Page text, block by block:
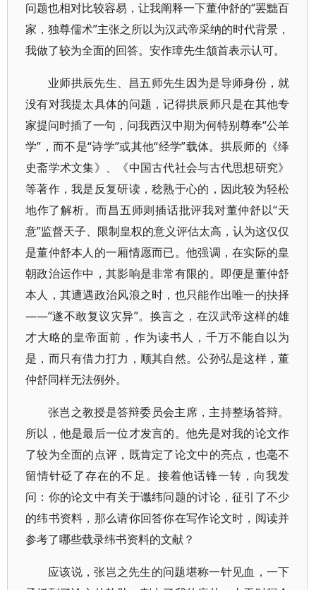
问题也相对比较容易，让我阐释一下董仲舒的“罢黜百
家，独尊儒术”主张之所以为汉武帝采纳的时代背景，
我做了较为全面的回答。安作璋先生颔首表示认可。
业师拱辰先生、昌五师先生因为是导师身份，就
没有对我提太具体的问题，记得拱辰师只是在其他专
家提问时插了一句，问我西汉中期为何特别尊奉“公羊
学”，而不是“诗学”或其他“经学”载体。拱辰师的《绎
史斋学术文集》、《中国古代社会与古代思想研究》
等著作，我是反复研读，稔熟于心的，因此较为轻松
地作了解析。而昌五师则插话批评我对董仲舒以“天
意”监督天子、限制皇权的意义评估太高，认为这仅仅
是董仲舒本人的一厢情愿而已。他强调，在实际的皇
朝政治运作中，其影响是非常有限的。即便是董仲舒
本人，其遭遇政治风浪之时，也只能作出唯一的抉择
——“遂不敢复议灾异”。换言之，在汉武帝这样的雄
才大略的皇帝面前，作为读书人，千万不能自以为
是，而只有借力打力，顺其自然。公孙弘是这样，董
仲舒同样无法例外。
张岂之教授是答辩委员会主席，主持整场答辩。
所以，他是最后一位才发言的。他先是对我的论文作
了较为全面的点评，既肯定了论文中的亮点，也毫不
留情针砭了存在的不足。接着他话锋一转，向我发
问：你的论文中有关于谶纬问题的讨论，征引了不少
的纬书资料，那么请你回答你在写作论文时，阅读并
参考了哪些载录纬书资料的文献？
应该说，张岂之先生的问题堪称一针见血，一下